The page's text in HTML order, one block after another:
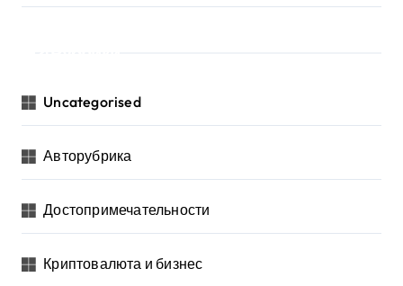
Uncategorised
Авторубрика
Достопримечательности
Криптовалюта и бизнес